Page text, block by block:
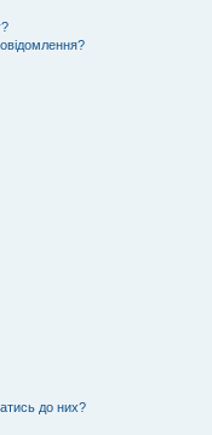
до них?